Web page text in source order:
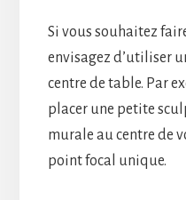
Si vous souhaitez
envisagez d’utiliser
centre de table. Par
placer une petite
murale au centre de
point focal unique.